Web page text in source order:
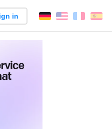
in English